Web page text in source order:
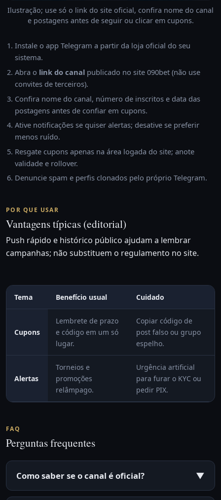
Ilustração; use só o link do site oficial, confira nome do canal
e postagens antes de seguir ou clicar em cupons.
Instale o app Telegram a partir da loja oficial do seu
sistema.
Abra o link do canalpublicado no site 090bet (não use
convites de terceiros).
Confira nome do canal, número de inscritos e data das
postagens antes de confiar em cupons.
Ative notificações se quiser alertas; desative se preferir
menos ruído.
Resgate cupons apenas na área logada do site; anote
validade e rollover.
Denuncie spam e perfis clonados pelo próprio Telegram.
POR QUE USAR
Vantagens típicas (editorial)
Push rápido e histórico público ajudam a lembrar
campanhas; não substituem o regulamento no site.
Tema Benefício usual Cuidado
Cupons
Lembrete de prazo
e código em um só
lugar.
Copiar código de
post falso ou grupo
espelho.
Alertas
Torneios e
promoções
relâmpago.
Urgência artificial
para furar o KYC ou
pedir PIX.
FAQ
Perguntas frequentes
Como saber se o canal é oficial? ▼